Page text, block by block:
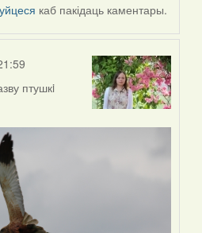
каб пакідаць каментары.
птушкi